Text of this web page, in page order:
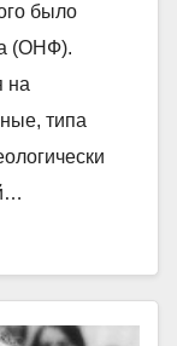
было
(ОНФ).
на
типа